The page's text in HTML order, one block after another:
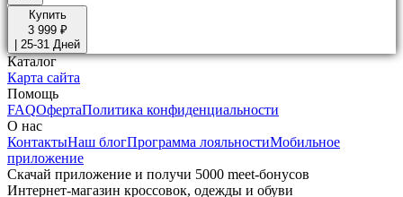
Купить
3 999 ₽
25-31 Дней
Каталог
Карта сайта
Помощь
FAQОфертаПолитика конфиденциальности
О нас
КонтактыНаш блогПрограмма лояльностиМобильное
приложение
Скачай приложение и получи 5000 meet-бонусов
Интернет-магазин кроссовок, одежды и обуви